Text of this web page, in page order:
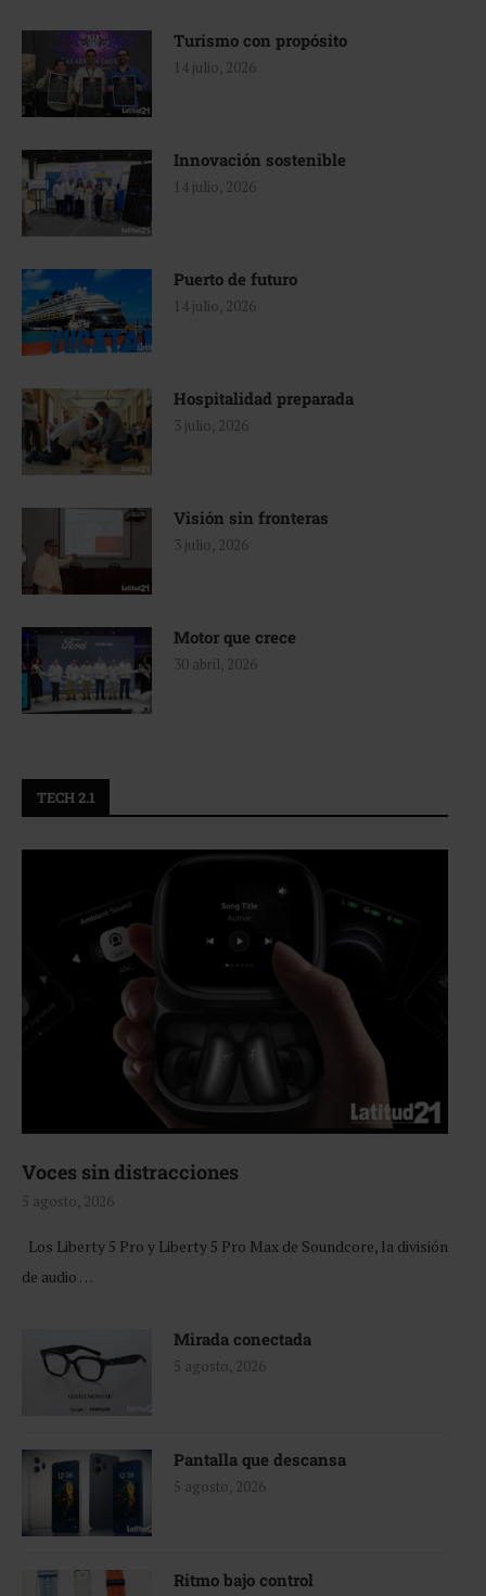
Turismo con propósito
14 julio, 2026
Innovación sostenible
14 julio, 2026
Puerto de futuro
14 julio, 2026
Hospitalidad preparada
3 julio, 2026
Visión sin fronteras
3 julio, 2026
Motor que crece
30 abril, 2026
TECH 2.1
Voces sin distracciones
5 agosto, 2026
Los Liberty 5 Pro y Liberty 5 Pro Max de Soundcore, la división
de audio …
Mirada conectada
5 agosto, 2026
Pantalla que descansa
5 agosto, 2026
Ritmo bajo control